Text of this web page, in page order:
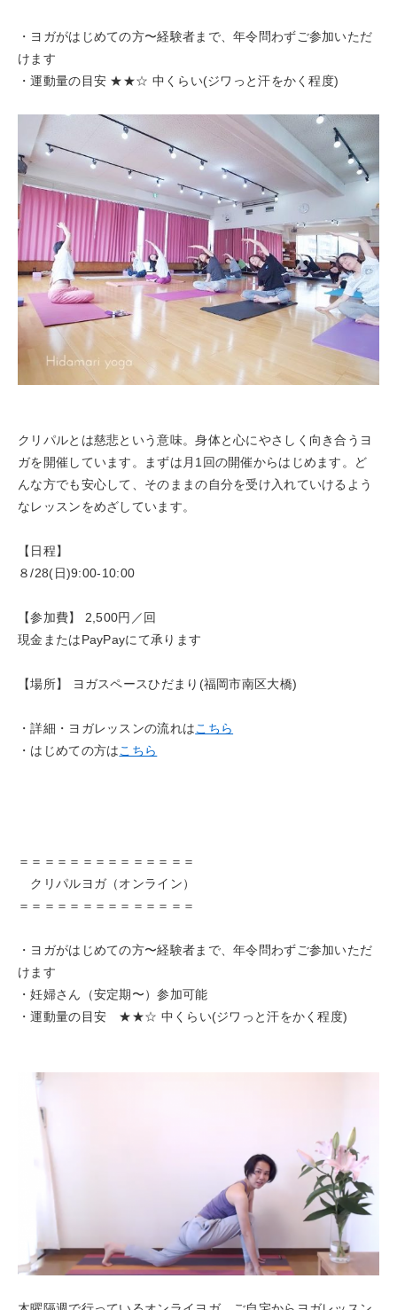
・ヨガがはじめての方〜経験者まで、年令問わずご参加いただ
けます
・運動量の目安 ★★☆ 中くらい(ジワっと汗をかく程度)
クリパルとは慈悲という意味。身体と心にやさしく向き合うヨ
ガを開催しています。まずは月1回の開催からはじめます。ど
んな方でも安心して、そのままの自分を受け入れていけるよう
なレッスンをめざしています。
【日程】
８/28(日)9:00-10:00
【参加費】 2,500円／回
現金またはPayPayにて承ります
【場所】 ヨガスペースひだまり(福岡市南区大橋)
・詳細・ヨガレッスンの流れはこちら
・はじめての方はこちら
＝＝＝＝＝＝＝＝＝＝＝＝＝＝
クリパルヨガ（オンライン）
＝＝＝＝＝＝＝＝＝＝＝＝＝＝
・ヨガがはじめての方〜経験者まで、年令問わずご参加いただ
けます
・妊婦さん（安定期〜）参加可能
・運動量の目安 ★★☆ 中くらい(ジワっと汗をかく程度)